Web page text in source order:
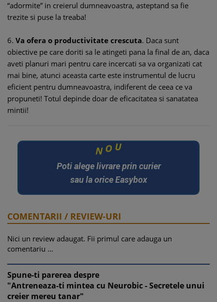
“adormite” in creierul dumneavoastra, asteptand sa fie
trezite si puse la treaba!
6. Va ofera o productivitate crescuta. Daca sunt
obiective pe care doriti sa le atingeti pana la final de an, daca
aveti planuri mari pentru care incercati sa va organizati cat
mai bine, atunci aceasta carte este instrumentul de lucru
eficient pentru dumneavoastra, indiferent de ceea ce va
propuneti! Totul depinde doar de eficacitatea si sanatatea
mintii!
N O U
Poti alege livrare prin curier
sau la orice Easybox
COMENTARII / REVIEW-URI
Nici un review adaugat. Fii primul care adauga un
comentariu ...
Spune-ti parerea despre
"Antreneaza-ti mintea cu Neurobic - Secretele unui
creier mereu tanar"